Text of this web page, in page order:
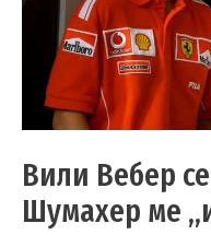
Вили Вебер
Шумахер ме